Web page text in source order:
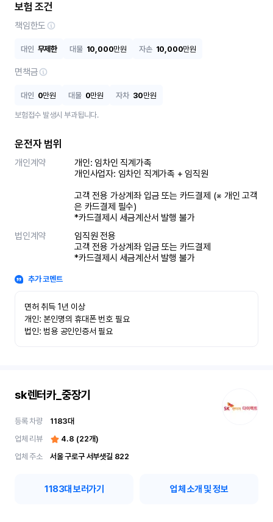
보험 조건
책임한도
대인 무제한 대물 10,000만원 자손 10,000만원
면책금
대인 0만원 대물 0만원 자차 30만원
보험접수 발생시 부과됩니다.
운전자 범위
개인계약
개인: 임차인 직계가족
개인사업자: 임차인 직계가족 + 임직원
고객 전용 가상계좌 입금 또는 카드결제 (※ 개인 고객
은 카드결제 필수)
*카드결제시 세금계산서 발행 불가
법인계약
임직원 전용
고객 전용 가상계좌 입금 또는 카드결제
*카드결제시 세금계산서 발행 불가
추가 코멘트
면허 취득 1년 이상
개인: 본인명의 휴대폰 번호 필요
법인: 범용 공인인증서 필요
sk렌터카_중장기
등록 차량 1183대
업체 리뷰
4.8 (22개)
업체 주소
서울 구로구 서부샛길 822
1183대 보러가기 업체 소개 및 정보